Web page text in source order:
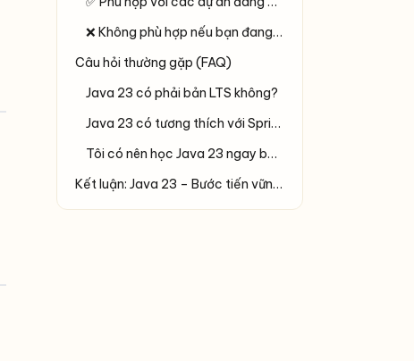
❌ Không phù hợp nếu bạn đang ở bản LTS cũ hơn
Câu hỏi thường gặp (FAQ)
Java 23 có phải bản LTS không?
Java 23 có tương thích với Spring Boot không?
Tôi có nên học Java 23 ngay bây giờ?
Kết luận: Java 23 – Bước tiến vững chắc của Java hiện đại